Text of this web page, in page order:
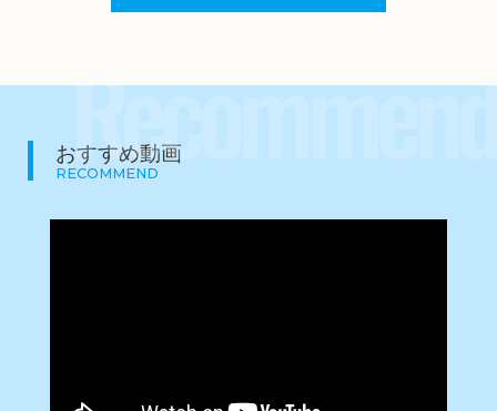
Recommend
おすすめ動画
RECOMMEND